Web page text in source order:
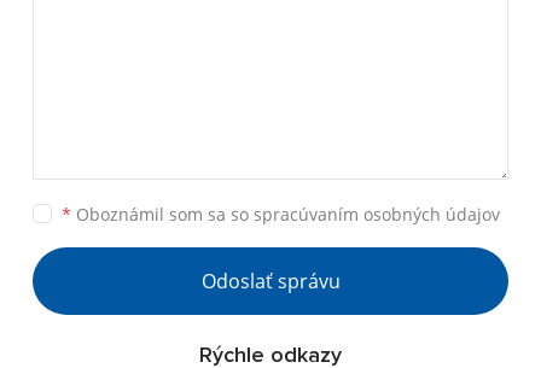
* Oboznámil som sa so spracúvaním osobných údajov
Odoslať správu
Rýchle odkazy